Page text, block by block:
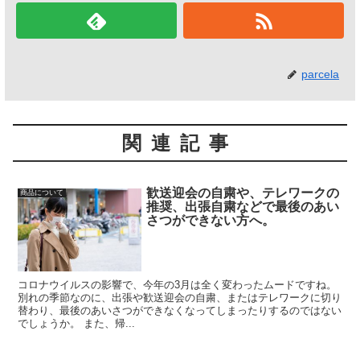
parcela
関連記事
商品について
歓送迎会の自粛や、テレワークの
推奨、出張自粛などで最後のあい
さつができない方へ。
コロナウイルスの影響で、今年の3月は全く変わったムードですね。
別れの季節なのに、出張や歓送迎会の自粛、またはテレワークに切り
替わり、最後のあいさつができなくなってしまったりするのではない
でしょうか。 また、帰...